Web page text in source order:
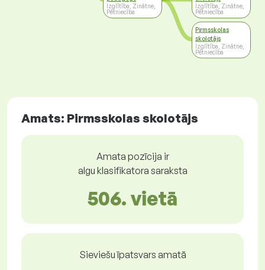
Izglītība, Zinātne,
Pētniecība
Izglītība, Zinātne,
Pētniecība
Pirmsskolas
skolotājs
Izglītība, Zinātne,
Pētniecība
Amats: Pirmsskolas skolotājs
Amata pozīcija ir
algu klasifikatora saraksta
506. vietā
Sieviešu īpatsvars amatā